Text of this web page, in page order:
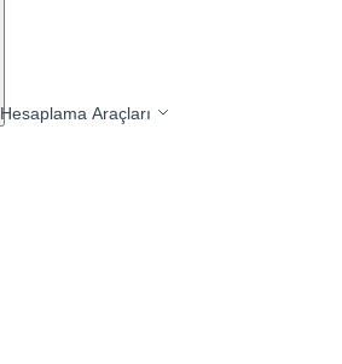
Hesaplama Araçları